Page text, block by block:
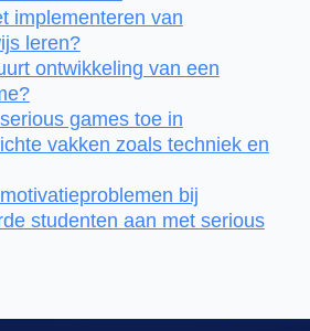
implementeren van
leren?
ontwikkeling van een
games toe in
vakken zoals techniek en
bij
studenten aan met serious